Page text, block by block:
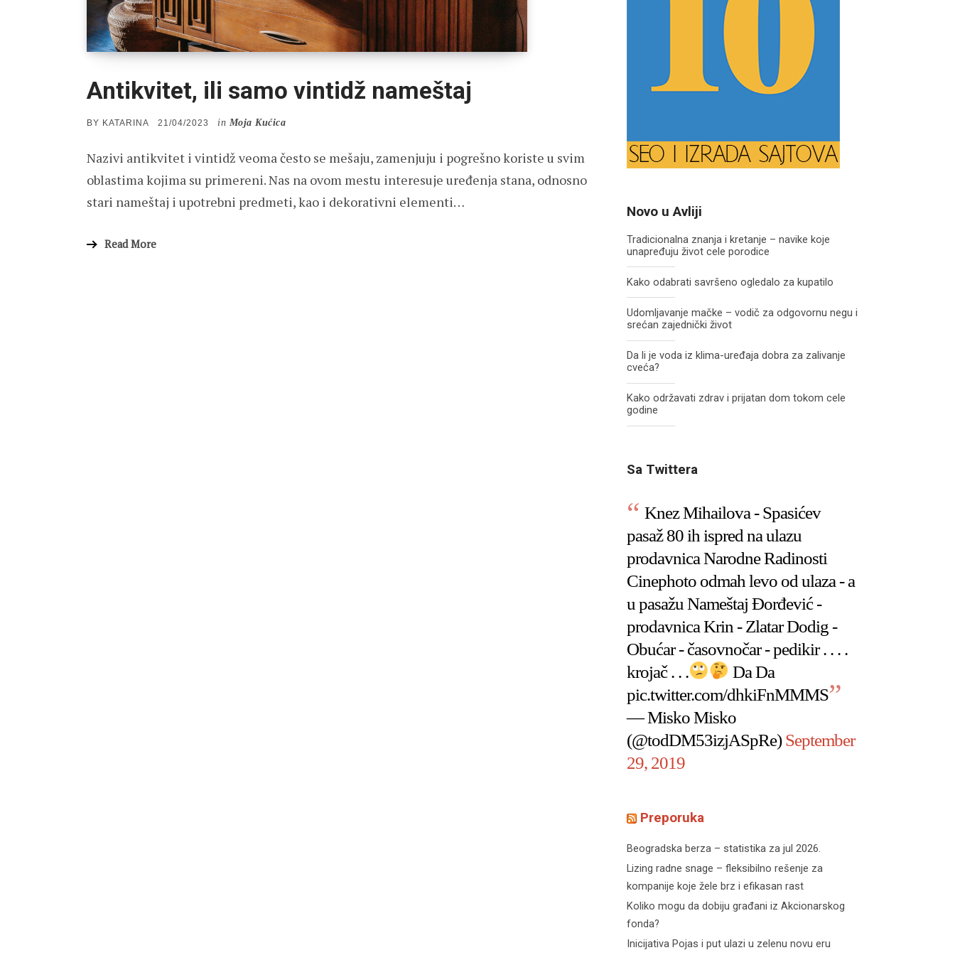
Antikvitet, ili samo vintidž nameštaj
BY KATARINA
POSTED
21/04/2023 in Moja Kućica
Nazivi antikvitet i vintidž veoma često se mešaju, zamenjuju i pogrešno koriste u svim
oblastima kojima su primereni. Nas na ovom mestu interesuje uređenja stana, odnosno
stari nameštaj i upotrebni predmeti, kao i dekorativni elementi…
Read More
Novo u Avliji
Tradicionalna znanja i kretanje – navike koje
unapređuju život cele porodice
Kako odabrati savršeno ogledalo za kupatilo
Udomljavanje mačke – vodič za odgovornu negu i
srećan zajednički život
Da li je voda iz klima-uređaja dobra za zalivanje
cveća?
Kako održavati zdrav i prijatan dom tokom cele
godine
Sa Twittera
Knez Mihailova - Spasićev
pasaž 80 ih ispred na ulazu
prodavnica Narodne Radinosti
Cinephoto odmah levo od ulaza - a
u pasažu Nameštaj Đorđević -
prodavnica Krin - Zlatar Dodig -
Obućar - časovnočar - pedikir . . . .
krojač . . .
Da Da
pic.twitter.com/dhkiFnMMMS
— Misko Misko
(@todDM53izjASpRe)September
29, 2019
Preporuka
Beogradska berza – statistika za jul 2026.
Lizing radne snage – fleksibilno rešenje za
kompanije koje žele brz i efikasan rast
Koliko mogu da dobiju građani iz Akcionarskog
fonda?
Inicijativa Pojas i put ulazi u zelenu novu eru